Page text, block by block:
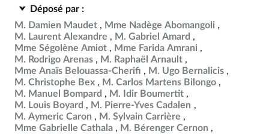
Déposé par :
M. Damien Maudet
Mme Nadège Abomangoli
M. Laurent Alexandre
M. Gabriel Amard
Mme Ségolène Amiot
Mme Farida Amrani
M. Rodrigo Arenas
M. Raphaël Arnault
Mme Anaïs Belouassa-Cherifi
M. Ugo Bernalicis
M. Christophe Bex
M. Carlos Martens Bilongo
M. Manuel Bompard
M. Idir Boumertit
M. Louis Boyard
M. Pierre-Yves Cadalen
M. Aymeric Caron
M. Sylvain Carrière
Mme Gabrielle Cathala
M. Bérenger Cernon